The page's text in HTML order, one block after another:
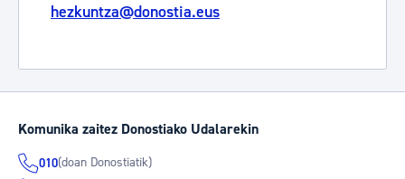
hezkuntza@donostia.eus
Komunika zaitez Donostiako Udalarekin
010(doan Donostiatik)